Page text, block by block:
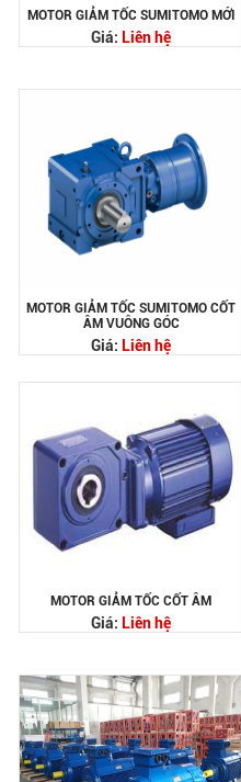
MOTOR GIẢM TỐC SUMITOMO MỚI
Giá: Liên hệ
MOTOR GIẢM TỐC SUMITOMO CỐT
ÂM VUÔNG GÓC
Giá: Liên hệ
MOTOR GIẢM TỐC CỐT ÂM
Giá: Liên hệ